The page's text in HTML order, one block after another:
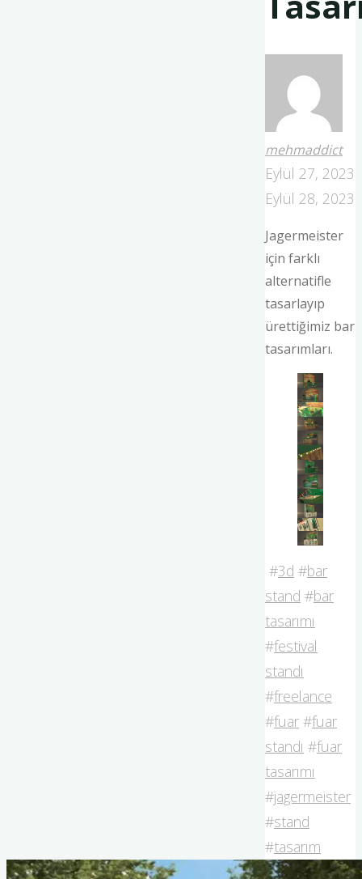
mehmaddict
Eylül 27, 2023
Eylül 28, 2023
Jagermeister
için farklı
alternatifle
tasarlayıp
ürettiğimiz bar
tasarımları.
#3d #bar
stand #bar
tasarımı
#festival
standı
#freelance
#fuar #fuar
standı #fuar
tasarımı
#jagermeister
#stand
#tasarım